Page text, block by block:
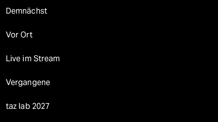
Demnächst
Vor Ort
Live im Stream
Vergangene
taz lab 2027